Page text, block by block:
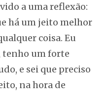
a uma reflexão:
há um jeito melhor
coisa. Eu
tenho um forte
e sei que preciso
na hora de